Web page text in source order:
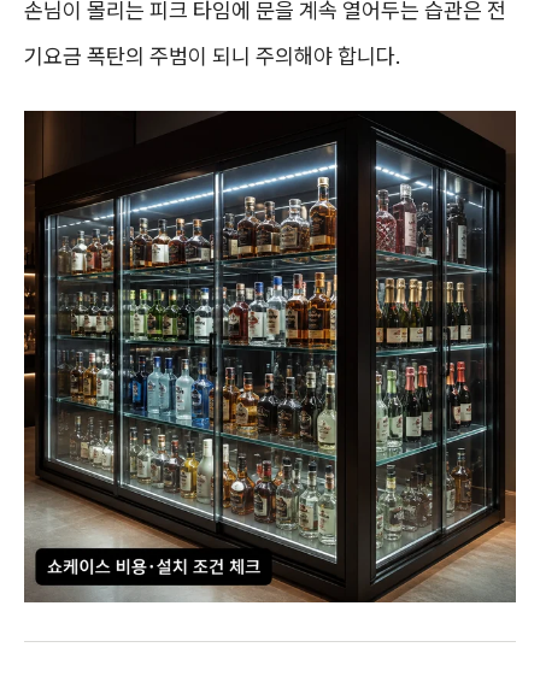
손님이 몰리는 피크 타임에 문을 계속 열어두는 습관은 전
기요금 폭탄의 주범이 되니 주의해야 합니다.